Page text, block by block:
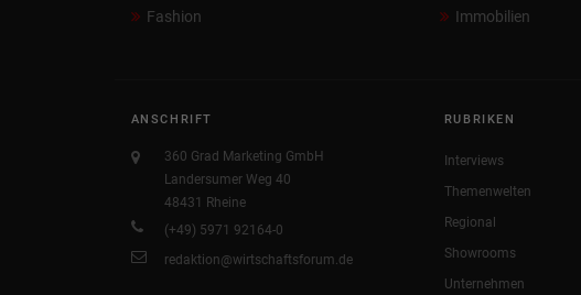
Fashion
Immobilien
ANSCHRIFT
360 Grad Marketing GmbH
Landersumer Weg 40
48431 Rheine
(+49) 5971 92164-0
redaktion@wirtschaftsforum.de
RUBRIKEN
Interviews
Themenwelten
Regional
Showrooms
Unternehmen